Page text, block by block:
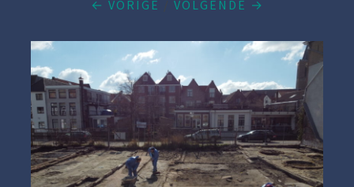
← VORIGE / VOLGENDE →